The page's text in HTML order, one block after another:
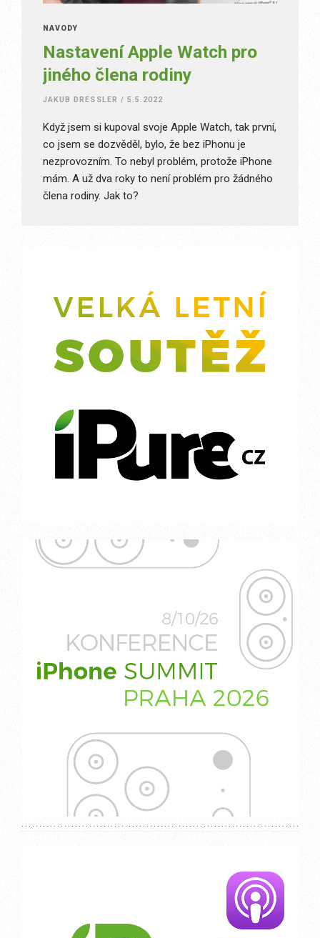
NÁVODY
Nastavení Apple Watch pro
jiného člena rodiny
JAKUB DRESSLER / 5.5.2022
Když jsem si kupoval svoje Apple Watch, tak první,
co jsem se dozvěděl, bylo, že bez iPhonu je
nezprovozním. To nebyl problém, protože iPhone
mám. A už dva roky to není problém pro žádného
člena rodiny. Jak to?